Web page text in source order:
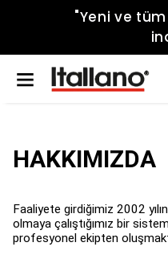
"Yeni ve
HAKKIMIZDA
Faaliyete girdiğimiz 2002
olmaya çalıştığımız bir
profesyonel ekipten